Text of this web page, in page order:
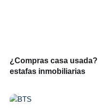
¿Compras casa
estafas inmobiliarias